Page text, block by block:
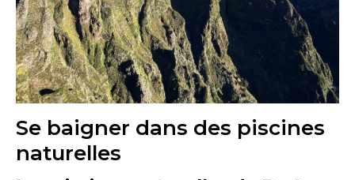
Se baigner dans des piscines
naturelles